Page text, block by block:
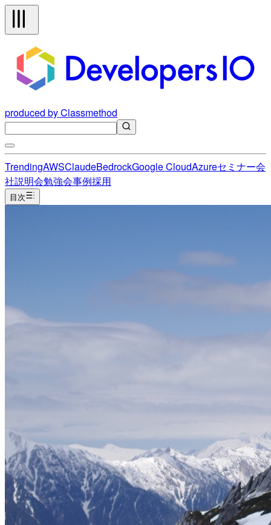
produced by Classmethod
TrendingAWSClaudeBedrockGoogle CloudAzureセミナー会
社説明会勉強会事例採用
目次